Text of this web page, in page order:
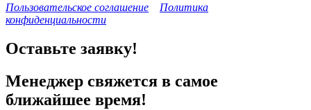
Пользовательское соглашение
Политика
конфиденциальности
Оставьте заявку!
Менеджер свяжется в самое
ближайшее время!